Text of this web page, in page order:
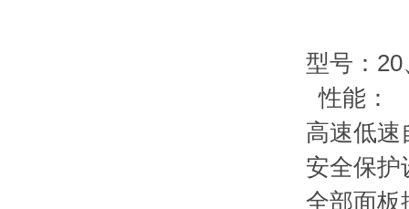
型号：
性能：
高速低速
安全保护
全部面板